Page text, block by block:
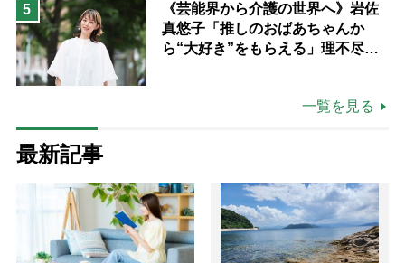
5
《芸能界から介護の世界へ》岩佐
真悠子「推しのおばあちゃんか
ら“大好き”をもらえる」理不尽さ
一覧を見る
最新記事